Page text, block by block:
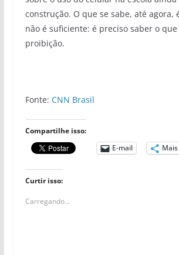
construção. O que se sabe, até agora,
não é suficiente: é preciso saber o
proibição.
Fonte: CNN Brasil
Compartilhe isso:
E-mail
Mais
Curtir isso:
Carregando...